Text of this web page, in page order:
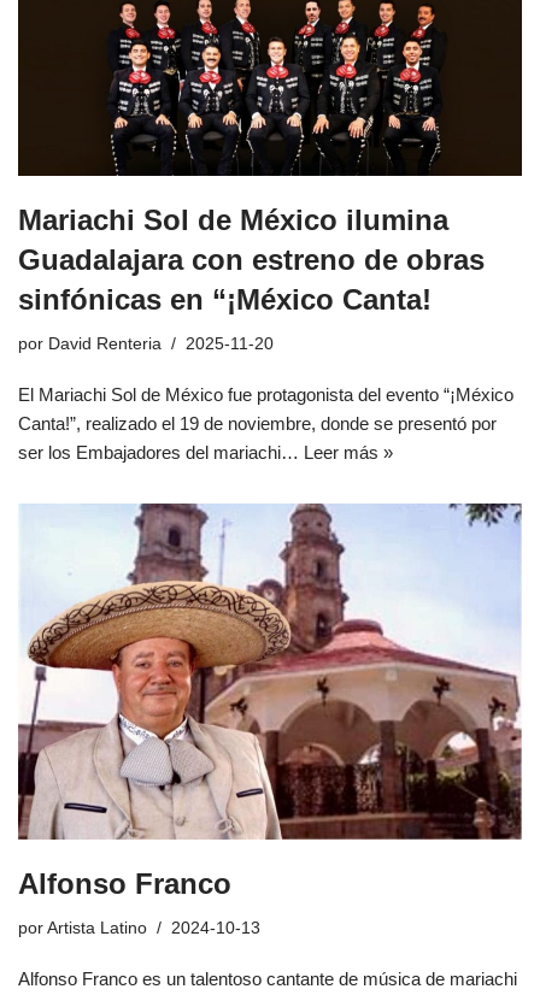
Mariachi Sol de México ilumina
Guadalajara con estreno de obras
sinfónicas en “¡México Canta!
por David Renteria 2025-11-20
El Mariachi Sol de México fue protagonista del evento “¡México
Canta!”, realizado el 19 de noviembre, donde se presentó por
ser los Embajadores del mariachi… Leer más »
Alfonso Franco
por Artista Latino 2024-10-13
Alfonso Franco es un talentoso cantante de música de mariachi